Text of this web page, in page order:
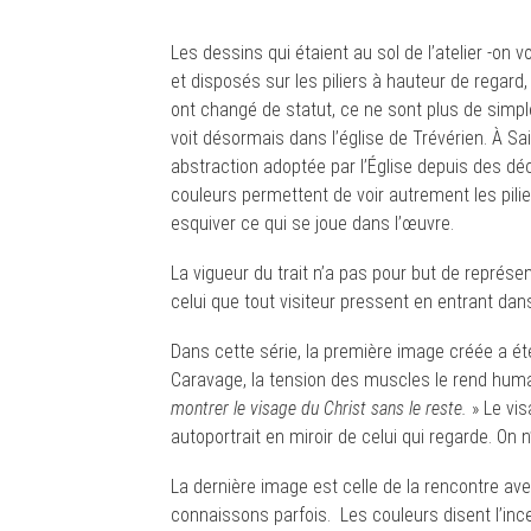
Les dessins qui étaient au sol de l’atelier -on
et disposés sur les piliers à hauteur de
ont changé de statut, ce ne sont plus de
voit désormais dans l’église de Trévérien. À
abstraction adoptée par l’Église depuis des
couleurs permettent de voir autrement les
esquiver ce qui se joue dans l’œuvre.
La vigueur du trait n’a pas pour but de
celui que tout visiteur pressent en entrant
Dans cette série, la première image créée a
Caravage, la tension des muscles le rend
montrer le visage du Christ sans le reste. » Le
autoportrait en miroir de celui qui regarde. On
La dernière image est celle de la rencontre
connaissons parfois. Les couleurs disent